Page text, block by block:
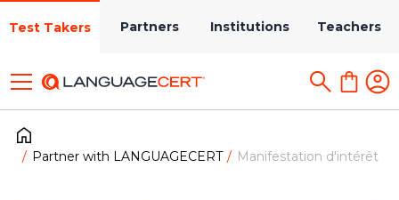
Test Takers Partners Institutions Teachers
Partner with LANGUAGECERT Manifestation d'intérêt